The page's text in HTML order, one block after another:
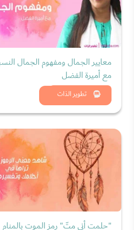
تطوير الذات
معايير الجمال ومفهوم الجمال
مع أميرة الفضل
شاهد الان
"حلمت أني متّ" رمز الموت بالمنام